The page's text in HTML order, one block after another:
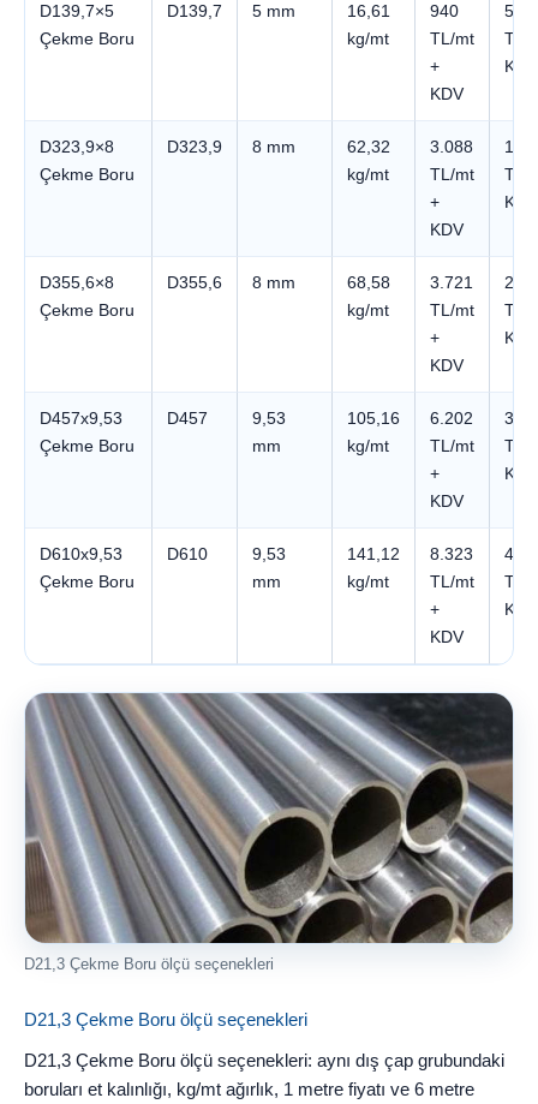
D139,7×5
Çekme Boru
D139,7 5 mm
16,61
kg/mt
940
TL/mt
+
KDV
TL +
KDV
D323,9×8
Çekme Boru
D323,9 8 mm
62,32
kg/mt
3.088
TL/mt
+
KDV
TL +
KDV
D355,6×8
Çekme Boru
D355,6 8 mm
68,58
kg/mt
3.721
TL/mt
+
KDV
TL +
KDV
D457x9,53
Çekme Boru
D457
9,53
mm
105,16
kg/mt
6.202
TL/mt
+
KDV
TL +
KDV
D610x9,53
Çekme Boru
D610
9,53
mm
141,12
kg/mt
8.323
TL/mt
+
KDV
TL +
KDV
D21,3 Çekme Boru ölçü seçenekleri
D21,3 Çekme Boru ölçü seçenekleri
D21,3 Çekme Boru ölçü seçenekleri: aynı dış çap grubundaki
boruları et kalınlığı, kg/mt ağırlık, 1 metre fiyatı ve 6 metre